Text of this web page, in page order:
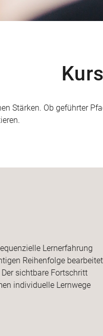
Stärken. Ob geführter
Lernerfahrung
Reihenfolge bearbeitet
sichtbare Fortschritt
individuelle Lernwege